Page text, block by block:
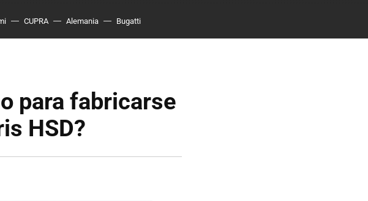
CUPRA Alemania Bugatti
para fabricarse
HSD?